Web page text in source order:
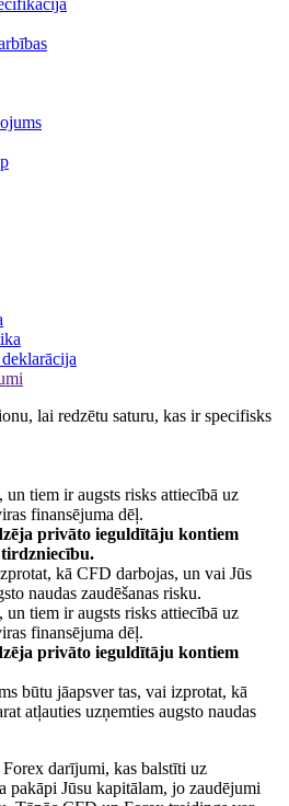
lai redzētu saturu, kas ir specifisks
tiem ir augsts risks attiecībā uz
finansējuma dēļ.
privāto ieguldītāju kontiem
kā CFD darbojas, un vai Jūs
naudas zaudēšanas risku.
tiem ir augsts risks attiecībā uz
finansējuma dēļ.
privāto ieguldītāju kontiem
būtu jāapsver tas, vai izprotat, kā
atļauties uzņemties augsto naudas
darījumi, kas balstīti uz
pakāpi Jūsu kapitālam, jo zaudējumi